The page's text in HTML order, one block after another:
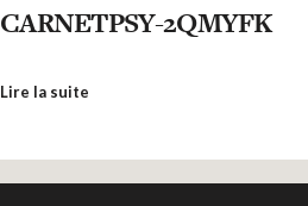
CARNETPSY-2QMYFK
Lire la suite